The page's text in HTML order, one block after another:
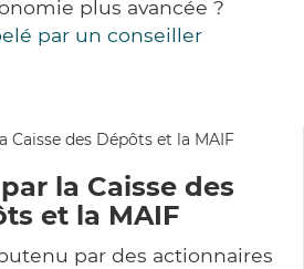
plus avancée ?
par un conseiller
la Caisse des
et la MAIF
par des actionnaires